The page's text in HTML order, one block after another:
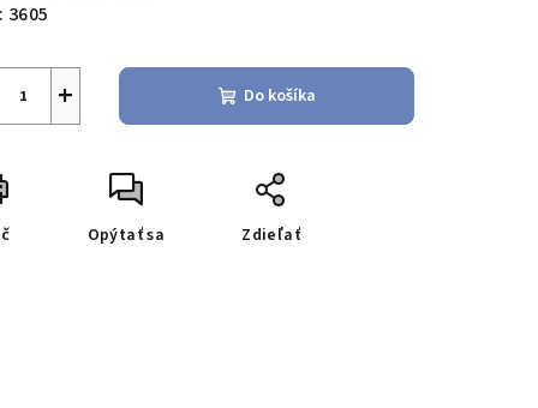
3605
+ Do košíka
Opýtať sa Zdieľať